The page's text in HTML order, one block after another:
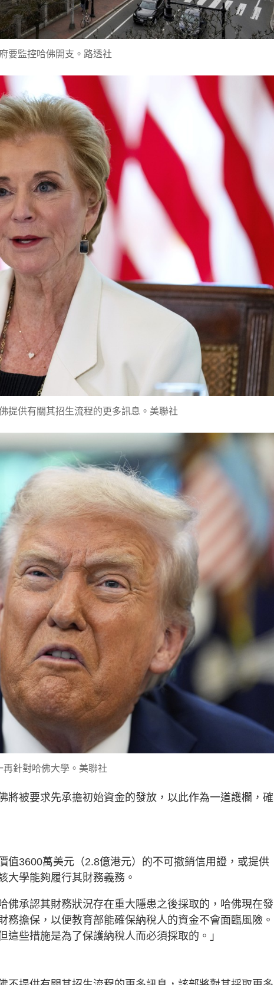
要監控哈佛開支。路透社
提供有關其招生流程的更多訊息。美聯社
再針對哈佛大學。美聯社
將被要求先承擔初始資金的發放，以此作為一道護欄，確
值3600萬美元（2.8億港元）的不可撤銷信用證，或提供
大學能夠履行其財務義務。
佛承認其財務狀況存在重大隱患之後採取的，哈佛現在發
擔保，以便教育部能確保納稅人的資金不會面臨風險。
些措施是為了保護納稅人而必須採取的。」